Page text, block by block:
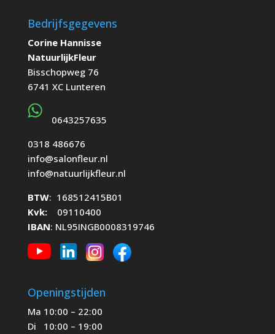
Bedrijfsgegevens
Corine Hannisse
NatuurlijkFleur
Bisschopweg 76
6741 XC Lunteren
0643257635
0318 486676
info@salonfleur.nl
info@natuurlijkfleur.nl
BTW: 168512415B01
Kvk:
09110400
IBAN: NL95INGB0008319746
Openingstijden
Ma 10:00 – 22:00
Di 10:00 – 19:00